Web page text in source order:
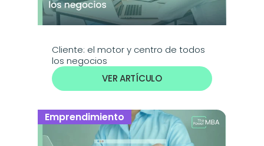
Cliente: el motor y centro de todos
los negocios
VER ARTÍCULO
Emprendimiento